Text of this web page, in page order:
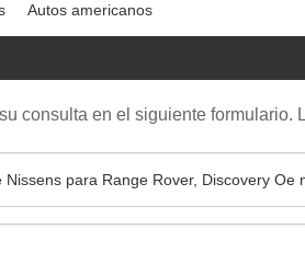
Autos americanos
consulta en el siguiente formulario.